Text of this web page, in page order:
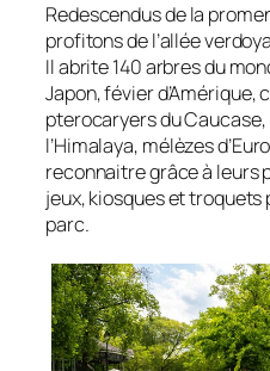
Redescendus de la
profitons de l’allée
Il abrite 140 arbres du
Japon, févier d’Amérique,
pterocaryers du
l’Himalaya, mélèzes
reconnaitre grâce à leurs
jeux, kiosques et
parc.